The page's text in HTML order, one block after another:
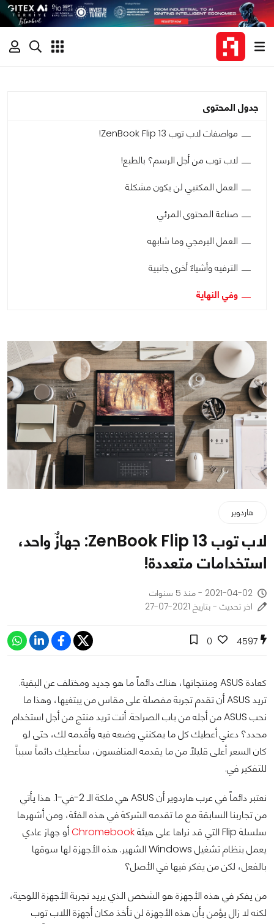
جدول المحتوى
مواصفات لاب توب ZenBook Flip 13!
لاب توب من أجل الرسم؟ بالطبع!
العمل المكتبي لن يكون مشكلة
صناعة المحتوى المرئي
العمل البرمجي وما شابهه
الترفيه وأشياءٌ أخرى جانبية
وفي النهاية
هاردوير
لاب توب ZenBook Flip 13: جهازٌ واحد،
استخدامات متعددة!
2021-04-02 - منذ 5 سنوات
اخر تحديث - بتاريخ 2021-07-27
4597
0
كعادة ASUS ومنتجاتها، هناك دائماً ما هو جديد ومختلف عن البقية.
تريد ASUS أن تقدم تجربة مفصلة على مقاس من يبتغيها، وهذا ما
نحب ASUS من أجله من باب الصراحة. أنت تريد منتج من أجل استخدام
محدد؟ دعني أعطيك كل ما يمكنني وضعه فيه وأقدمه لك، حتى لو
كان السعر أعلى قليلاً من ما يقدمه المنافسون، سأعطيك دائماً سبباً
للتفكير في.
نعتبر دائماً في عرب هاردوير أن ASUS هي ملكة الـ 2-في-1. هذا يأتي
من تجاربنا السابقة مع ما تقدمه الشركة في هذه الفئة، ومن أشهرها
سلسلة Flip التي قد نراها على هيئة
Chromebookأو جهاز عادي
يعمل بنظام تشغيل Windows الشهير. هذه الأجهزة لها سوقها
بالفعل، لكن من يفكر فيها في الأصل؟
من يفكر في هذه الأجهزة هو الشخص الذي يريد تجربة الأجهزة اللوحية،
لكنه لا زال يؤمن بأن هذه الأجهزة لن تأخذ مكان أجهزة اللاب توب